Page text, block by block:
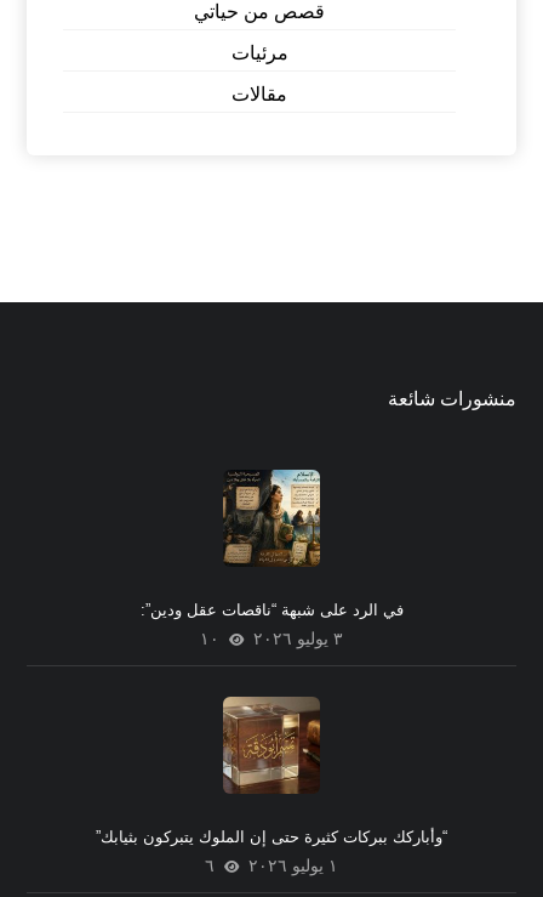
قصص من حياتي
مرئيات
مقالات
منشورات شائعة
في الرد على شبهة “ناقصات عقل ودين”:
٣ يوليو ٢٠٢٦ ١٠
“وأباركك ببركات كثيرة حتى إن الملوك يتبركون بثيابك”
١ يوليو ٢٠٢٦ ٦